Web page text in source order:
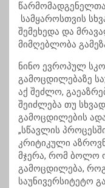
სამყაროსთვის
შემეხედა და
მიმღებლობა
ნინო ევროპულ
გამოცდილებაზე
აქ შეძლო,
შეიძლება თუ
გამოცდილების
„სწავლის
კრიტიკული
მჯერა, რომ ბოლო
გამოცდილება,
საუნივერსიტეტო